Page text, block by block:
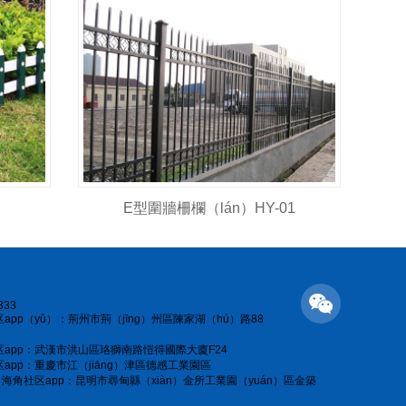
E型圍牆柵欄（lán）HY-01
app（yǔ）：荊州市荊（jīng）州區陳家湖（hú）路88
app：武漢市洪山區珞獅南路愷得國際大廈F24
app：重慶市江（jiāng）津區德感工業園區
角社区app：昆明市尋甸縣（xiàn）金所工業園（yuán）區金築